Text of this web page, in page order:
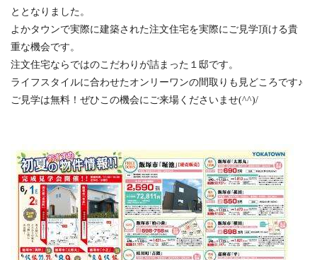
ととなりました。
よかタウンで実際に建築された注文住宅を実際にご見学頂ける貴
重な機会です。
注文住宅ならではのこだわりが詰まった１邸です。
ライフスタイルに合わせたオンリーワンの間取りも見どころです♪
ご見学は無料！ぜひこの機会にご来場くださいませ(^^)/